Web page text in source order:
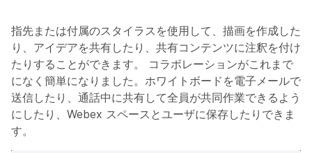
指先または付属のスタイラスを使用して、描画を作成した
り、アイデアを共有したり、共有コンテンツに注釈を付け
たりすることができます。 コラボレーションがこれまで
になく簡単になりました。ホワイトボードを電子メールで
送信したり、通話中に共有して全員が共同作業できるよう
にしたり、Webex スペースとユーザに保存したりできま
す。